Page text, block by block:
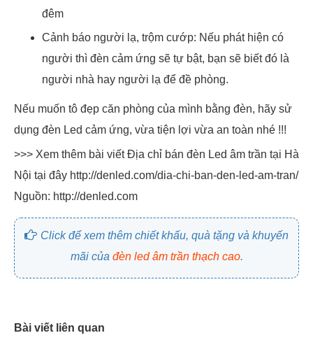
đêm
Cảnh báo người lạ, trộm cướp: Nếu phát hiện có
người thì đèn cảm ứng sẽ tự bật, bạn sẽ biết đó là
người nhà hay người lạ để đề phòng.
Nếu muốn tô đẹp căn phòng của mình bằng đèn, hãy sử
dụng đèn Led cảm ứng, vừa tiện lợi vừa an toàn nhé !!!
>>> Xem thêm bài viết Địa chỉ bán đèn Led âm trần tại Hà
Nội tại đây http://denled.com/dia-chi-ban-den-led-am-tran/
Nguồn: http://denled.com
Click để xem thêm chiết khấu, quà tặng và khuyến
mãi của đèn led âm trần thạch cao.
Bài viết liên quan